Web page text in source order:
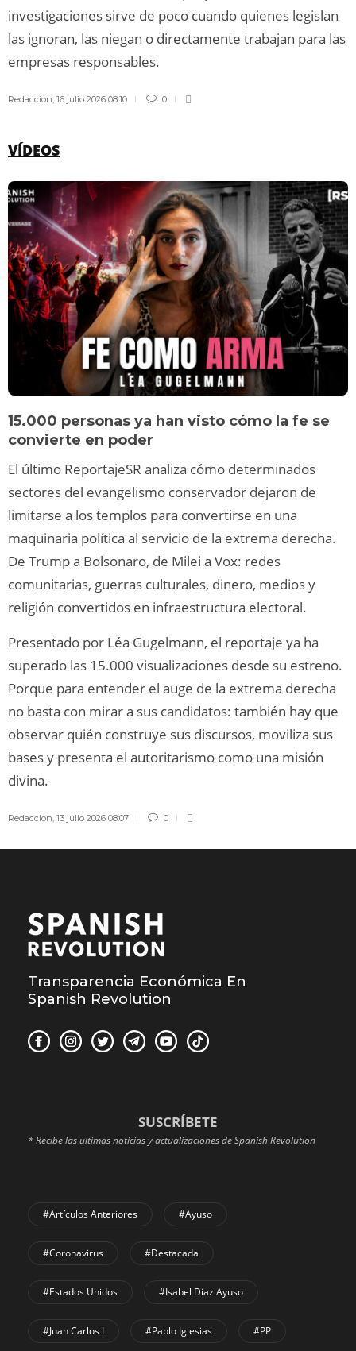
investigaciones sirve de poco cuando quienes legislan
las ignoran, las niegan o directamente trabajan para las
empresas responsables.
Redaccion, 16 julio 2026 08:10 0
VÍDEOS
15.000 personas ya han visto cómo la fe se
convierte en poder
El último ReportajeSR analiza cómo determinados
sectores del evangelismo conservador dejaron de
limitarse a los templos para convertirse en una
maquinaria política al servicio de la extrema derecha.
De Trump a Bolsonaro, de Milei a Vox: redes
comunitarias, guerras culturales, dinero, medios y
religión convertidos en infraestructura electoral.
Presentado por Léa Gugelmann, el reportaje ya ha
superado las 15.000 visualizaciones desde su estreno.
Porque para entender el auge de la extrema derecha
no basta con mirar a sus candidatos: también hay que
observar quién construye sus discursos, moviliza sus
bases y presenta el autoritarismo como una misión
divina.
Redaccion, 13 julio 2026 08:07 0
Transparencia Económica En
Spanish Revolution
SUSCRÍBETE
* Recibe las últimas noticias y actualizaciones de Spanish Revolution
#Artículos Anteriores #Ayuso
#coronavirus #Destacada
#Estados Unidos #Isabel Díaz Ayuso
#Juan Carlos I #Pablo Iglesias #PP